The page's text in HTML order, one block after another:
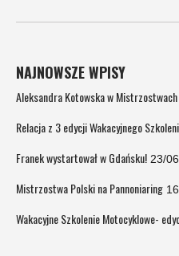
NAJNOWSZE WPISY
Aleksandra Kotowska w
Relacja z 3 edycji Wakacyjnego
Franek wystartował w Gdańsku! 23/
Mistrzostwa Polski na Pannoniaring
Wakacyjne Szkolenie Motocyklowe-